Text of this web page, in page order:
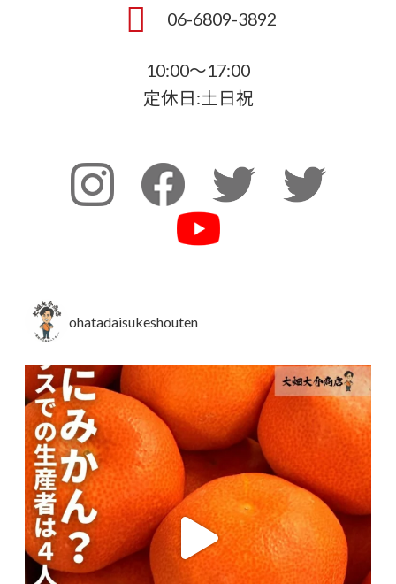
06-6809-3892
10:00～17:00
定休日:土日祝
ohatadaisukeshouten